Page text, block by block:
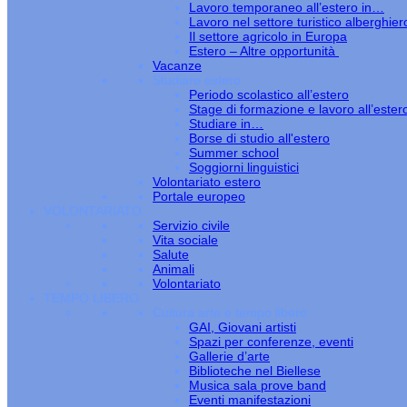
Lavoro temporaneo all’estero in…
Lavoro nel settore turistico
Il settore agricolo in Europa
Estero – Altre opportunità
Vacanze
Studiare estero
Periodo scolastico all’estero
Stage di formazione e lavoro
Studiare in…
Borse di studio all'estero
Summer school
Soggiorni linguistici
Volontariato estero
Portale europeo
VOLONTARIATO
Servizio civile
Vita sociale
Salute
Animali
Volontariato
TEMPO LIBERO
Cultura arte e tempo libero
GAI, Giovani artisti
Spazi per conferenze, eventi
Gallerie d’arte
Biblioteche nel Biellese
Musica sala prove band
Eventi manifestazioni